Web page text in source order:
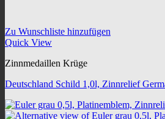
Zu Wunschliste hinzufügen
Quick View
Zinnmedaillen Krüge
Deutschland Schild 1,0l, Zinnrelief